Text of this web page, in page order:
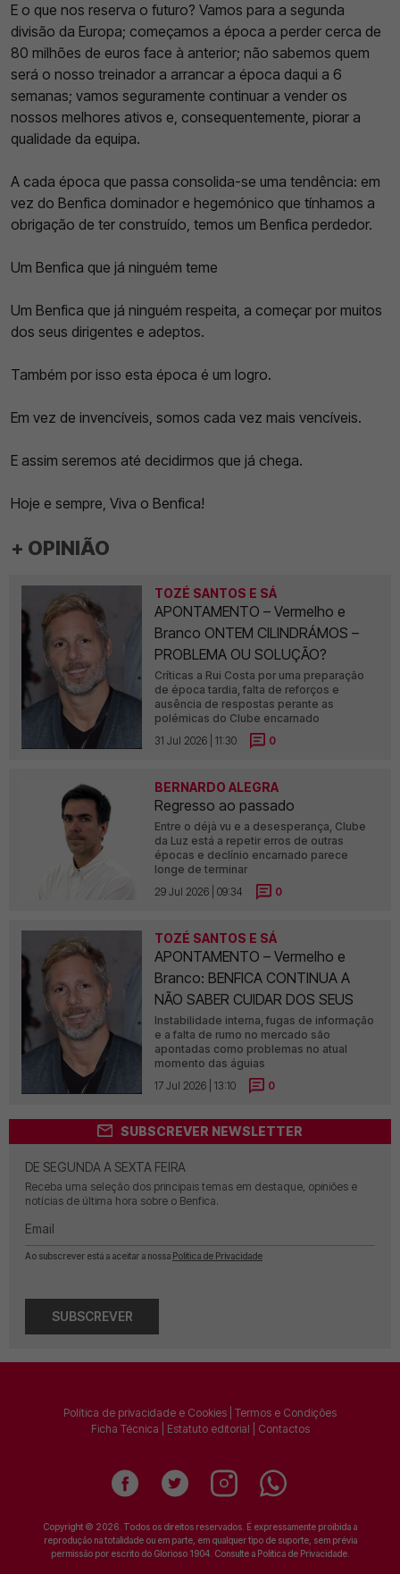
E o que nos reserva o futuro? Vamos para a segunda
divisão da Europa; começamos a época a perder cerca de
80 milhões de euros face à anterior; não sabemos quem
será o nosso treinador a arrancar a época daqui a 6
semanas; vamos seguramente continuar a vender os
nossos melhores ativos e, consequentemente, piorar a
qualidade da equipa.
A cada época que passa consolida-se uma tendência: em
vez do Benfica dominador e hegemónico que tínhamos a
obrigação de ter construído, temos um Benfica perdedor.
Um Benfica que já ninguém teme
Um Benfica que já ninguém respeita, a começar por muitos
dos seus dirigentes e adeptos.
Também por isso esta época é um logro.
Em vez de invencíveis, somos cada vez mais vencíveis.
E assim seremos até decidirmos que já chega.
Hoje e sempre, Viva o Benfica!
+ OPINIÃO
TOZÉ SANTOS E SÁ
APONTAMENTO – Vermelho e
Branco ONTEM CILINDRÁMOS –
PROBLEMA OU SOLUÇÃO?
Críticas a Rui Costa por uma preparação
de época tardia, falta de reforços e
ausência de respostas perante as
polémicas do Clube encarnado
31 Jul 2026 | 11:30
0
BERNARDO ALEGRA
Regresso ao passado
Entre o déjà vu e a desesperança, Clube
da Luz está a repetir erros de outras
épocas e declínio encarnado parece
longe de terminar
29 Jul 2026 | 09:34
0
TOZÉ SANTOS E SÁ
APONTAMENTO – Vermelho e
Branco: BENFICA CONTINUA A
NÃO SABER CUIDAR DOS SEUS
Instabilidade interna, fugas de informação
e a falta de rumo no mercado são
apontadas como problemas no atual
momento das águias
17 Jul 2026 | 13:10
0
SUBSCREVER NEWSLETTER
DE SEGUNDA A SEXTA FEIRA
Receba uma seleção dos principais temas em destaque, opiniões e
notícias de última hora sobre o Benfica.
Email
Ao subscrever está a aceitar a nossa Política de Privacidade
SUBSCREVER
Política de privacidade e Cookies Termos e Condições
Ficha Técnica
Estatuto editorial Contactos
Copyright © 2026. Todos os direitos reservados. É expressamente proibida a
reprodução na totalidade ou em parte, em qualquer tipo de suporte, sem prévia
permissão por escrito do Glorioso 1904. Consulte a Política de Privacidade.